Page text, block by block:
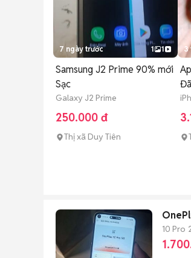
7 ngày trước 1 1
Samsung J2 Prime 90% mới
Sạc
Galaxy J2 Prime
250.000 đ
Thị xã Duy Tiên
3
10 Pro